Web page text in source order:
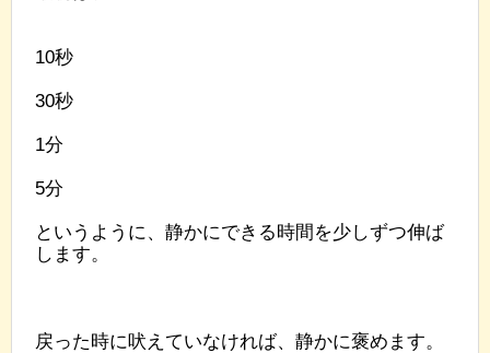
10秒
30秒
1分
5分
というように、静かにできる時間を少しずつ伸ば
します。
戻った時に吠えていなければ、静かに褒めます。